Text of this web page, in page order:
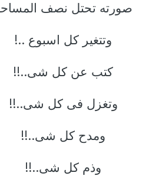
صورته تحتل نصف
وتتغير كل اسبوع ..!
كتب عن كل شى..!!
وتغزل فى كل شى..!!
ومدح كل شى..!!
وذم كل شى..!!